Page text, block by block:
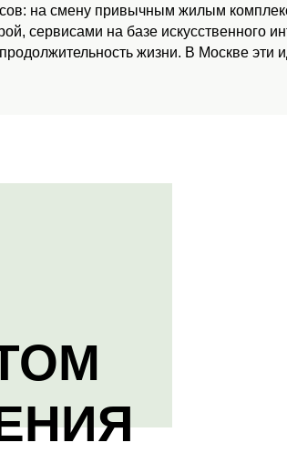
на смену привычным жилым
сервисами на базе искусственного
жизни. В Москве